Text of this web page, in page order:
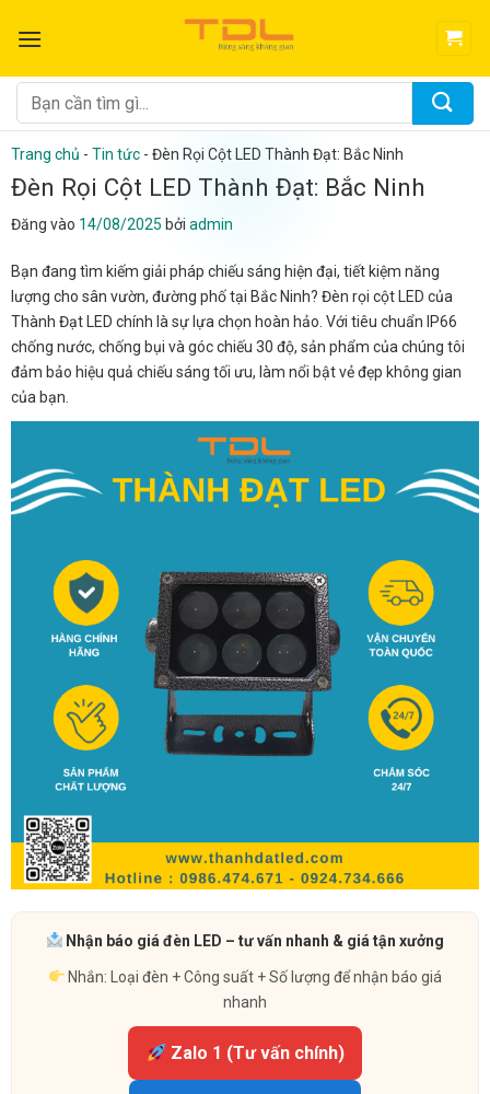
qua
dung
Tìm
kiếm:
Trang chủ - Tin tức - Đèn Rọi Cột LED Thành Đạt: Bắc Ninh
Đèn Rọi Cột LED Thành Đạt: Bắc Ninh
Đăng vào 14/08/2025 bởi admin
Bạn đang tìm kiếm giải pháp chiếu sáng hiện đại, tiết kiệm năng
lượng cho sân vườn, đường phố tại Bắc Ninh? Đèn rọi cột LED của
Thành Đạt LED chính là sự lựa chọn hoàn hảo. Với tiêu chuẩn IP66
chống nước, chống bụi và góc chiếu 30 độ, sản phẩm của chúng tôi
đảm bảo hiệu quả chiếu sáng tối ưu, làm nổi bật vẻ đẹp không gian
của bạn.
Nhận báo giá đèn LED – tư vấn nhanh & giá tận xưởng
Nhắn: Loại đèn + Công suất + Số lượng để nhận báo giá
nhanh
Zalo 1 (Tư vấn chính)